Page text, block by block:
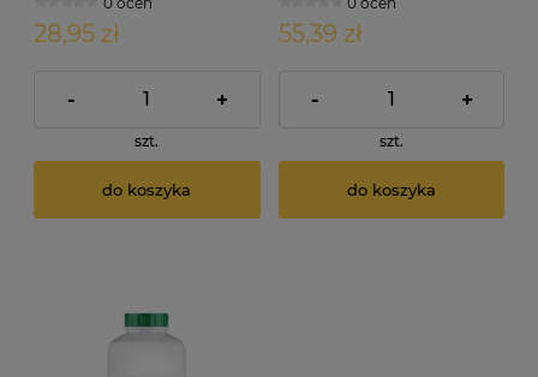
28,95 zł
- +
szt.
do koszyka
55,39 zł
- +
szt.
do koszyka